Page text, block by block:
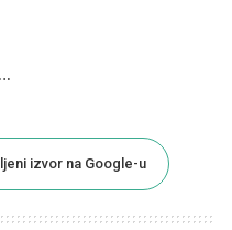
izvor na Google-u